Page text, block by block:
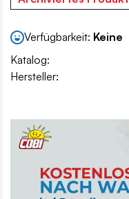
Verfügbarkeit: Keine
Katalog:
Hersteller: